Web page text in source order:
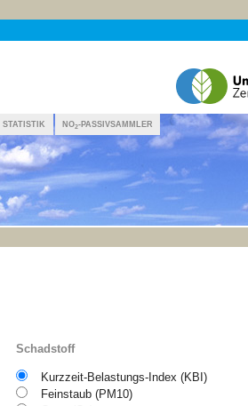
STATISTIK NO2-PASSIVSAMMLER
Schadstoff
Kurzzeit-Belastungs-Index (KBI)
Feinstaub (PM10)